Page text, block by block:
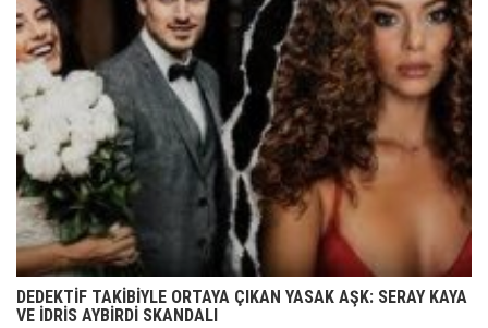
DEDEKTİF TAKİBİYLE ORTAYA ÇIKAN YASAK AŞK: SERAY KAYA
VE İDRİS AYBİRDİ SKANDALI